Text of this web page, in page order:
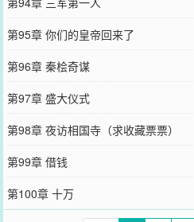
第95章 你们的皇帝回来了
第96章 秦桧奇谋
第97章 盛大仪式
第98章 夜访相国寺（求收藏票票）
第99章 借钱
第100章 十万